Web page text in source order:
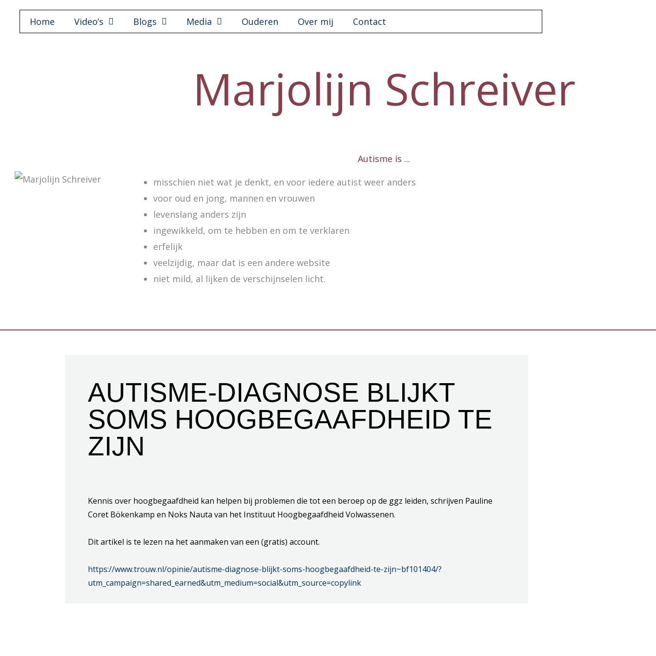
Home Video’s Blogs Media Ouderen Over mij Contact
Marjolijn Schreiver
Autisme is ...
misschien niet wat je denkt, en voor iedere autist weer anders
voor oud en jong, mannen en vrouwen
levenslang anders zijn
ingewikkeld, om te hebben en om te verklaren
erfelijk
veelzijdig, maar dat is een andere website
niet mild, al lijken de verschijnselen licht.
AUTISME-DIAGNOSE BLIJKT
SOMS HOOGBEGAAFDHEID TE
ZIJN
Kennis over hoogbegaafdheid kan helpen bij problemen die tot een beroep op de ggz leiden, schrijven Pauline
Coret Bökenkamp en Noks Nauta van het Instituut Hoogbegaafdheid Volwassenen.
Dit artikel is te lezen na het aanmaken van een (gratis) account.
https://www.trouw.nl/opinie/autisme-diagnose-blijkt-soms-hoogbegaafdheid-te-zijn~bf101404/?
utm_campaign=shared_earned&utm_medium=social&utm_source=copylink